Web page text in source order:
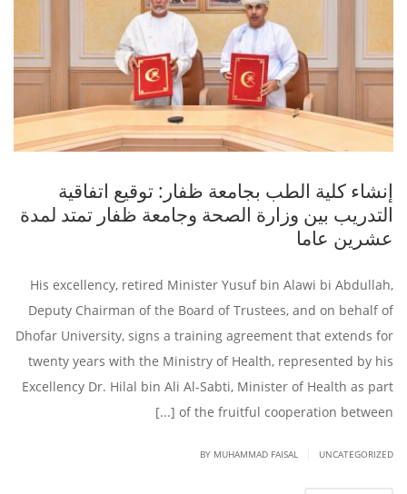
إنشاء كلية الطب بجامعة ظفار: توقيع اتفاقية
التدريب بين وزارة الصحة وجامعة ظفار تمتد لمدة
عشرين عاما
His excellency, retired Minister Yusuf bin Alawi bi Abdullah,
Deputy Chairman of the Board of Trustees, and on behalf of
Dhofar University, signs a training agreement that extends for
twenty years with the Ministry of Health, represented by his
Excellency Dr. Hilal bin Ali Al-Sabti, Minister of Health as part
of the fruitful cooperation between [...]
BY MUHAMMAD FAISAL UNCATEGORIZED